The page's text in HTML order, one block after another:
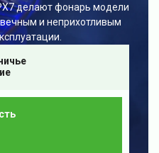
делают фонарь модели
и неприхотливым